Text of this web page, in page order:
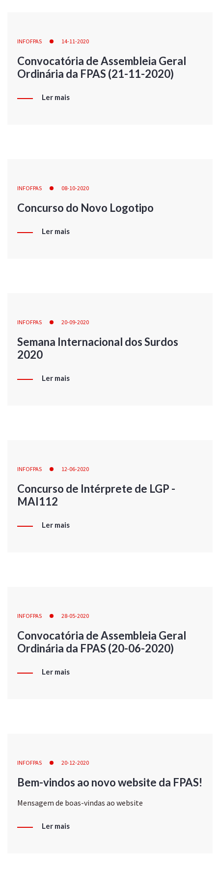
INFOFPAS 14-11-2020
Convocatória de Assembleia Geral
Ordinária da FPAS (21-11-2020)
Ler mais
INFOFPAS 08-10-2020
Concurso do Novo Logotipo
Ler mais
INFOFPAS 20-09-2020
Semana Internacional dos Surdos
2020
Ler mais
INFOFPAS 12-06-2020
Concurso de Intérprete de LGP -
MAI112
Ler mais
INFOFPAS 28-05-2020
Convocatória de Assembleia Geral
Ordinária da FPAS (20-06-2020)
Ler mais
INFOFPAS 20-12-2020
Bem-vindos ao novo website da FPAS!
Mensagem de boas-vindas ao website
Ler mais